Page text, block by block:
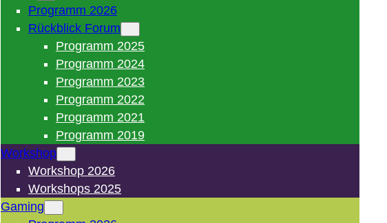
Programm 2026
Rückblick Forum
Programm 2025
Programm 2024
Programm 2023
Programm 2022
Programm 2021
Programm 2019
Workshop
Workshop 2026
Workshops 2025
Gaming